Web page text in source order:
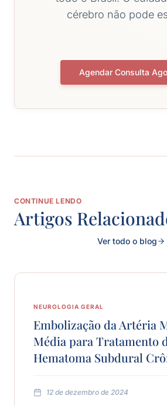
cérebro não pode
Agendar Consulta
CONTINUE LENDO
Artigos
Ver todo o blog
NEUROLOGIA GERAL
Embolização da Artéria
Média para Tratamento
Hematoma Subdural
12 de dezembro de 2024